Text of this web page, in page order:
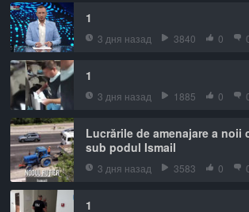
1
3 дня назад 3840 0
1
3 дня назад 1885 0
Lucrările de amenajare a noii
sub podul Ismail
3 дня назад 3583 0
1